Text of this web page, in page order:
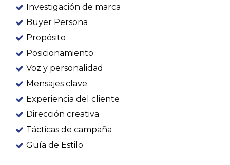
Investigación de marca
Buyer Persona
Propósito
Posicionamiento
Voz y personalidad
Mensajes clave
Experiencia del cliente
Dirección creativa
Tácticas de campaña
Guía de Estilo